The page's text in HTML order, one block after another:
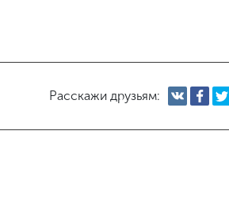
Расскажи друзьям: